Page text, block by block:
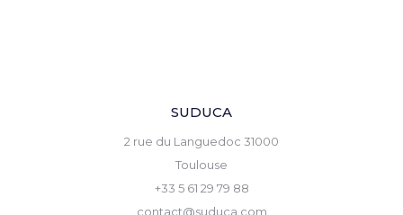
SUDUCA
2 rue du Languedoc 31000
Toulouse
+33 5 61 29 79 88
contact@suduca.com